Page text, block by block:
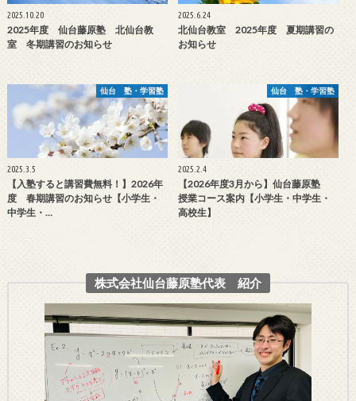
2025.10.20
2025年度 仙台藤原塾 北仙台教
室 冬期講習のお知らせ
2025.6.24
北仙台教室 2025年度 夏期講習の
お知らせ
仙台 塾・学習塾
2025.3.5
【入塾すると講習費無料！】2026年
度 春期講習のお知らせ【小学生・
中学生・…
仙台 塾・学習塾
2025.2.4
【2026年度3月から】仙台藤原塾
授業コース案内【小学生・中学生・
高校生】
株式会社仙台藤原塾代表 紹介